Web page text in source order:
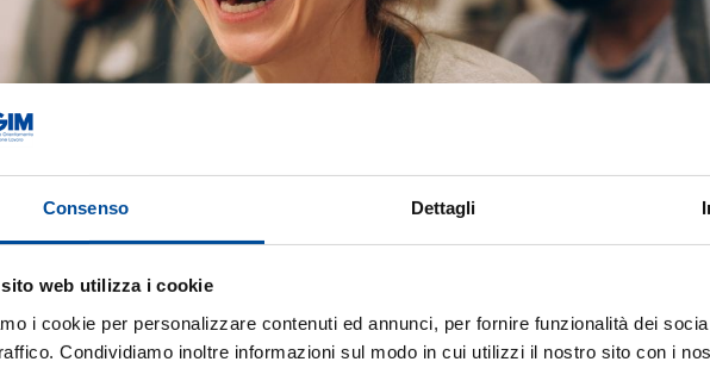
Consenso Dettagli
web utilizza i cookie
i cookie per personalizzare contenuti ed annunci, per fornire funzionalità dei
Condividiamo inoltre informazioni sul modo in cui utilizzi il nostro sito con i